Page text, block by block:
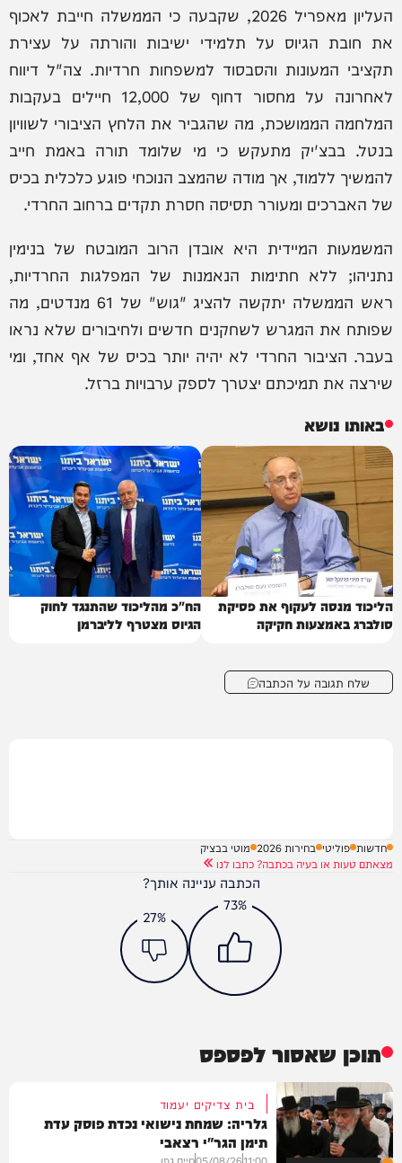
העליון מאפריל 2026, שקבעה כי הממשלה חייבת לאכוף
את חובת הגיוס על תלמידי ישיבות והורתה על עצירת
תקציבי המעונות והסבסוד למשפחות חרדיות. צה"ל דיווח
לאחרונה על מחסור דחוף של 12,000 חיילים בעקבות
המלחמה הממושכת, מה שהגביר את הלחץ הציבורי לשוויון
בנטל. בבצ'יק מתעקש כי מי שלומד תורה באמת חייב
להמשיך ללמוד, אך מודה שהמצב הנוכחי פוגע כלכלית בכיס
של האברכים ומעורר תסיסה חסרת תקדים ברחוב החרדי.
המשמעות המיידית היא אובדן הרוב המובטח של בנימין
נתניהו; ללא חתימות הנאמנות של המפלגות החרדיות,
ראש הממשלה יתקשה להציג "גוש" של 61 מנדטים, מה
שפותח את המגרש לשחקנים חדשים ולחיבורים שלא נראו
בעבר. הציבור החרדי לא יהיה יותר בכיס של אף אחד, ומי
שירצה את תמיכתם יצטרך לספק ערבויות ברזל.
באותו נושא
הליכוד מנסה לעקוף את פסיקת
סולברג באמצעות חקיקה
הח"כ מהליכוד שהתנגד לחוק
הגיוס מצטרף לליברמן
שלח תגובה על הכתבה
חדשות פוליטי בחירות 2026
מוטי בבציק
מצאתם טעות או בעיה בכתבה? כתבו לנו
הכתבה עניינה אותך?
73%
27%
תוכן שאסור לפספס
בית צדיקים יעמוד
גלריה: שמחת נישואי נכדת פוסק עדת
תימן הגר"י רצאבי